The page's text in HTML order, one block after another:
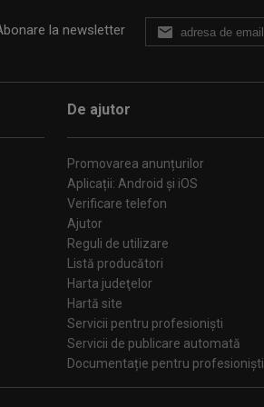
la newsletter
De ajutor
Promovarea anunțurilor
Aplicații: Android și iOS
Verificare telefon
Ajutor
Reguli de utilizare
Listă producători
Harta judeţelor
Hartă site
Servicii pentru profesioniști
Servicii de publicare automată
Documentație pentru profesioniști